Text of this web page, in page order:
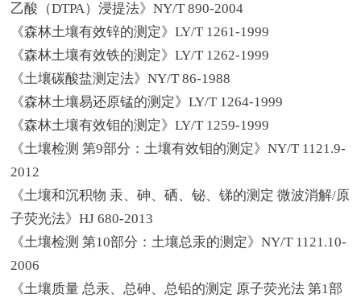
乙酸（DTPA）浸提法》NY/T 890-2004
《森林土壤有效锌的测定》LY/T 1261-1999
《森林土壤有效铁的测定》LY/T 1262-1999
《土壤碳酸盐测定法》NY/T 86-1988
《森林土壤易还原锰的测定》LY/T 1264-1999
《森林土壤有效钼的测定》LY/T 1259-1999
《土壤检测 第9部分：土壤有效钼的测定》NY/T 1121.9-
2012
《土壤和沉积物 汞、砷、硒、铋、锑的测定 微波消解/原
子荧光法》HJ 680-2013
《土壤检测 第10部分：土壤总汞的测定》NY/T 1121.10-
2006
《土壤质量 总汞、总砷、总铅的测定 原子荧光法 第1部